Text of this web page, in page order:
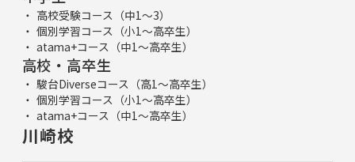
高校受験コース（中1～3）
個別学習コース（小1～高卒生）
atama+コース（中1～高卒生）
高校・高卒生
駿台Diverseコース（高1～高卒生）
個別学習コース（小1～高卒生）
atama+コース（中1～高卒生）
川崎校